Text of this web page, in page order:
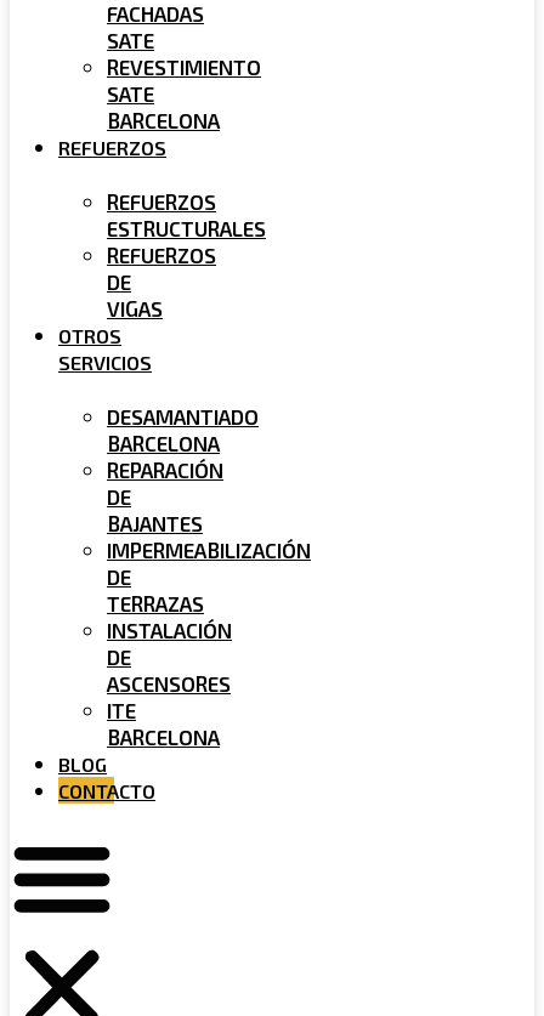
FACHADAS
SATE
REVESTIMIENTO
SATE
BARCELONA
REFUERZOS
REFUERZOS
ESTRUCTURALES
REFUERZOS
DE
VIGAS
OTROS
SERVICIOS
DESAMANTIADO
BARCELONA
REPARACIÓN
DE
BAJANTES
IMPERMEABILIZACIÓN
DE
TERRAZAS
INSTALACIÓN
DE
ASCENSORES
ITE
BARCELONA
BLOG
CONTACTO